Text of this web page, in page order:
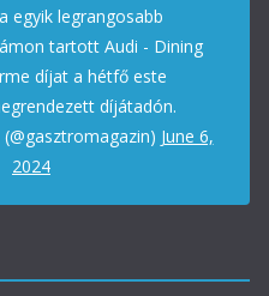
egyik legrangosabb
tartott Audi - Dining
díjat a hétfő este
díjátadón.
June 6,
2024